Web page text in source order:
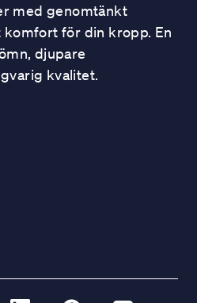
med genomtänkt
för din kropp. En
djupare
kvalitet.